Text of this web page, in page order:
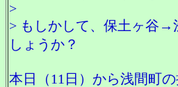
>
> もしかして、保土ヶ谷
しょうか？
本日（11日）から浅間町